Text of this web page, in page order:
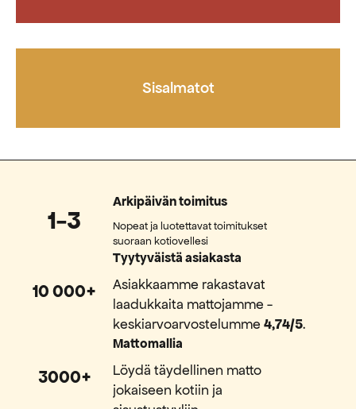
Sisalmatot
1-3
Arkipäivän toimitus
Nopeat ja luotettavat toimitukset
suoraan kotiovellesi
10 000+
Tyytyväistä asiakasta
Asiakkaamme rakastavat
laadukkaita mattojamme -
keskiarvoarvostelumme4,74/5.
3000+
Mattomallia
Löydä täydellinen matto
jokaiseen kotiin ja